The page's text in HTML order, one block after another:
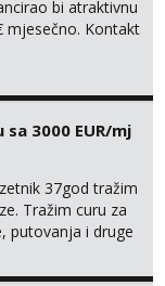
bi atraktivnu
mjesečno. Kontakt
3000 EUR/mj
37god tražim
Tražim curu za
putovanja i druge
zgodna i atraktivna